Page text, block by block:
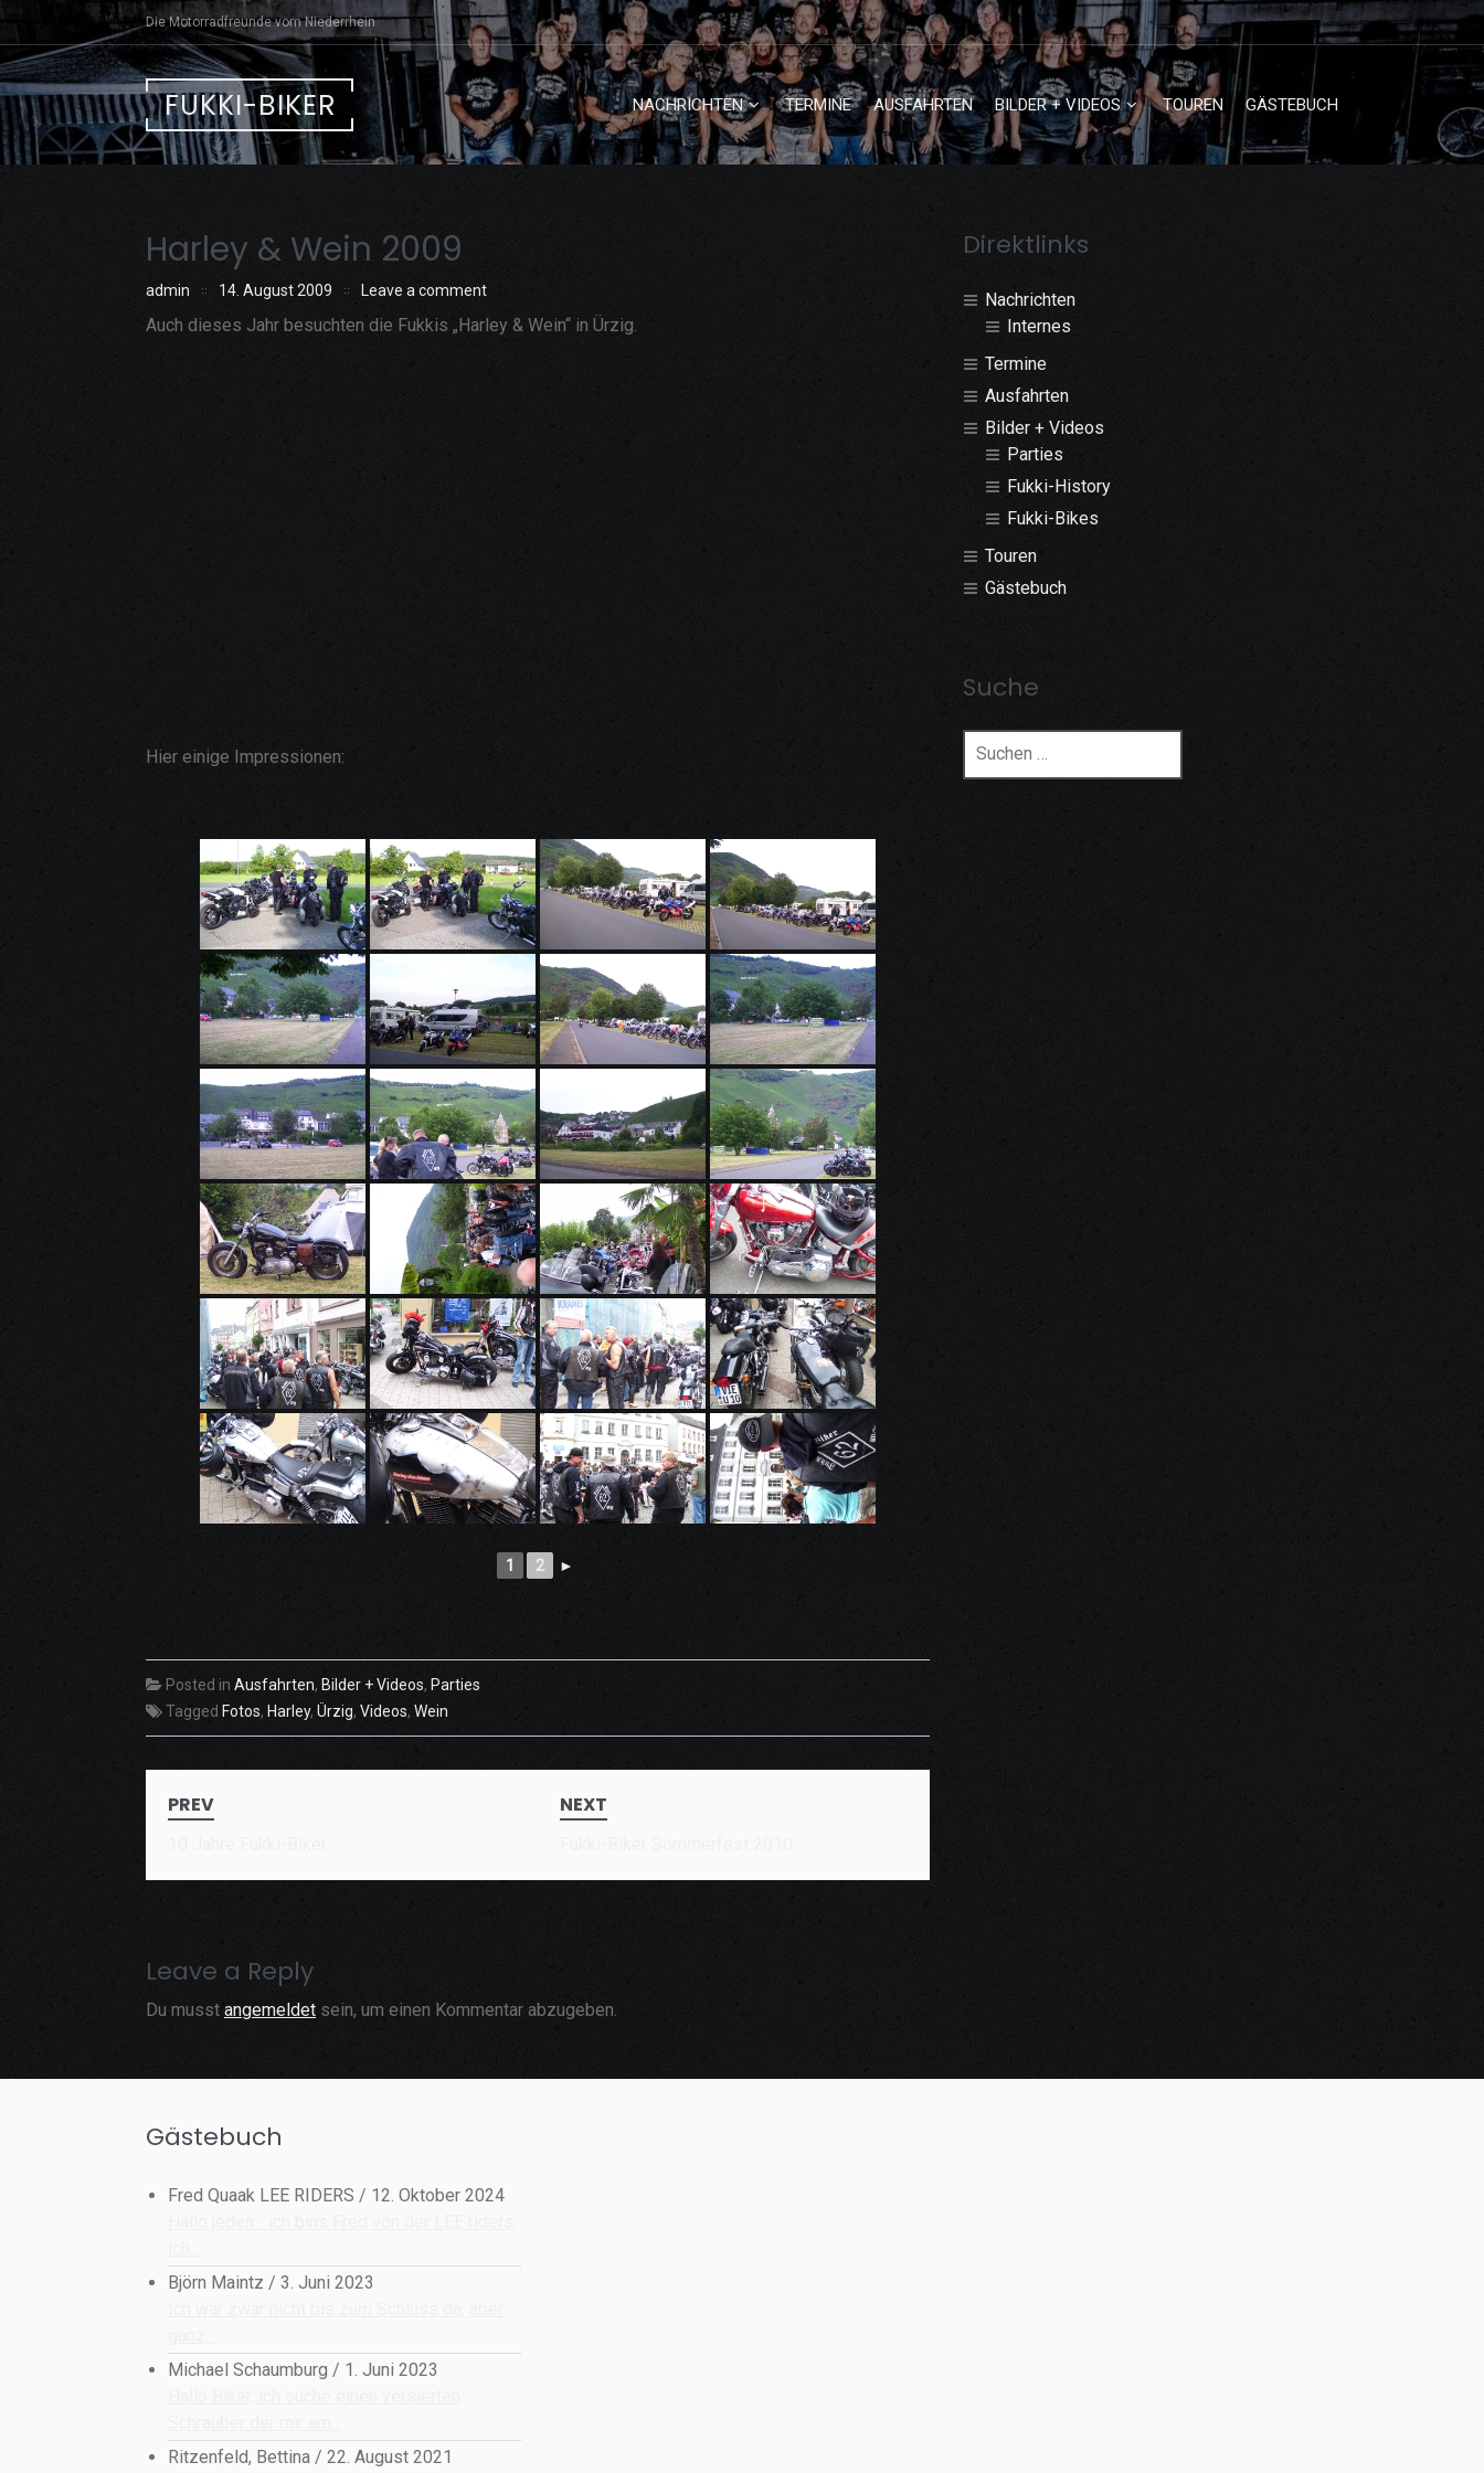
Skip
content
Die Motorradfreunde vom Niederrhein
FUKKI-BIKER NACHRICHTEN TERMINE AUSFAHRTEN BILDER + VIDEOS TOUREN GÄSTEBUCH
Harley & Wein 2009
admin 14. August 2009 Leave a comment
Auch dieses Jahr besuchten die Fukkis „Harley & Wein“ in Ürzig.
Hier einige Impressionen:
1 2 ►
Posted in Ausfahrten, Bilder + Videos, Parties
Tagged Fotos, Harley, Ürzig, Videos, Wein
navigation
PREV NEXT
Leave a Reply
Du musst angemeldet sein, um einen Kommentar abzugeben.
Direktlinks
Nachrichten
Internes
Termine
Ausfahrten
Bilder + Videos
Parties
Fukki-History
Fukki-Bikes
Touren
Gästebuch
Suche
Suchen
Gästebuch
Fred Quaak LEE RIDERS / 12. Oktober 2024
Björn Maintz / 3. Juni 2023
Michael Schaumburg / 1. Juni 2023
Ritzenfeld, Bettina / 22. August 2021